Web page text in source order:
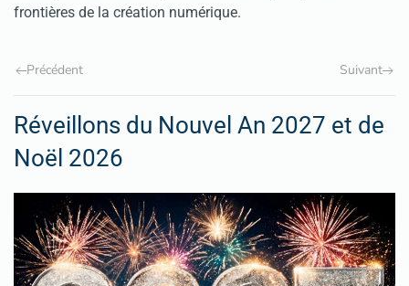
frontières de la création numérique.
Précédent Suivant
Réveillons du Nouvel An 2027 et de
Noël 2026